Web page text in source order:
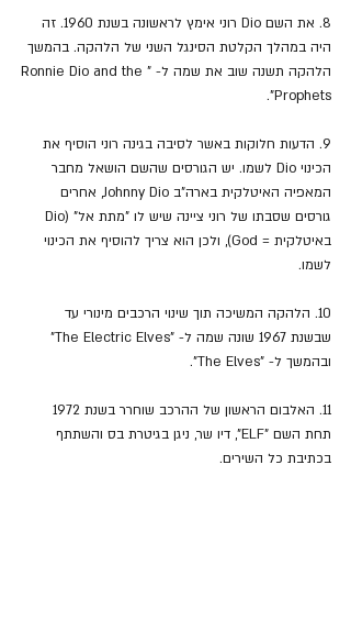
8. את השם Dio רוני אימץ לראשונה בשנת 1960. זה
היה במהלך הקלטת הסינגל השני של הלהקה. בהמשך
הלהקה תשנה שוב את שמה ל- "Ronnie Dio and the
Prophets".
9. הדעות חלוקות באשר לסיבה בגינה רוני הוסיף את
הכינוי Dio לשמו. יש הגורסים שהשם הושאל מחבר
המאפיה האיטלקית בארה"ב Johnny Dio, אחרים
באיטלקית = God), ולכן הוא צריך להוסיף את הכינוי
לשמו.
10. הלהקה המשיכה תוך שינוי הרכבים מינורי עד
שבשנת 1967 שונה שמה ל- "The Electric Elves"
ובהמשך ל- "The Elves".
תחת השם "ELF", דיו שר, ניגן בגיטרת בס והשתתף
בכתיבת כל השירים.